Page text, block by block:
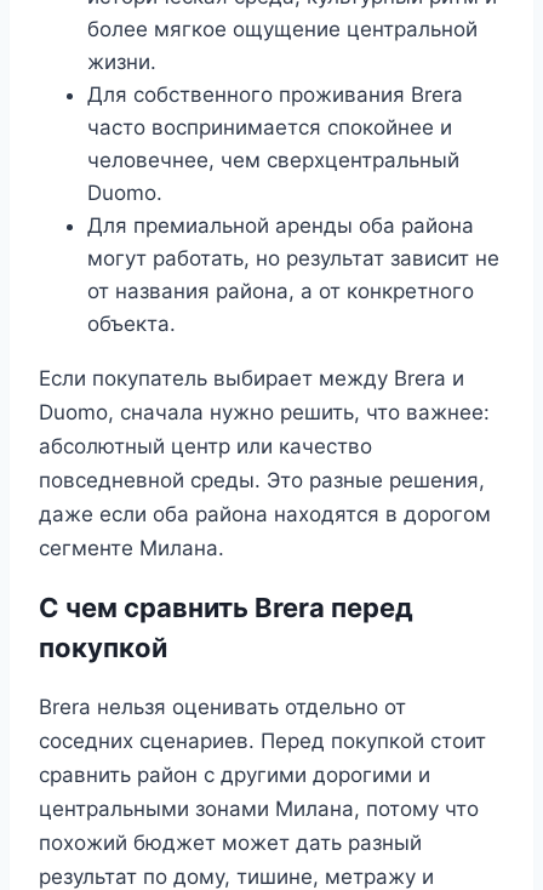
более мягкое ощущение центральной
жизни.
Для собственного проживания Brera
часто воспринимается спокойнее и
человечнее, чем сверхцентральный
Duomo.
Для премиальной аренды оба района
могут работать, но результат зависит не
от названия района, а от конкретного
объекта.
Если покупатель выбирает между Brera и
Duomo, сначала нужно решить, что важнее:
абсолютный центр или качество
повседневной среды. Это разные решения,
даже если оба района находятся в дорогом
сегменте Милана.
С чем сравнить Brera перед
покупкой
Brera нельзя оценивать отдельно от
соседних сценариев. Перед покупкой стоит
сравнить район с другими дорогими и
центральными зонами Милана, потому что
похожий бюджет может дать разный
результат по дому, тишине, метражу и